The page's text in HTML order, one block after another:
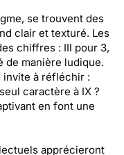
se trouvent des
clair et texturé. Les
chiffres : III pour 3,
de manière ludique.
invite à réfléchir :
caractère à IX ?
en font une
apprécieront